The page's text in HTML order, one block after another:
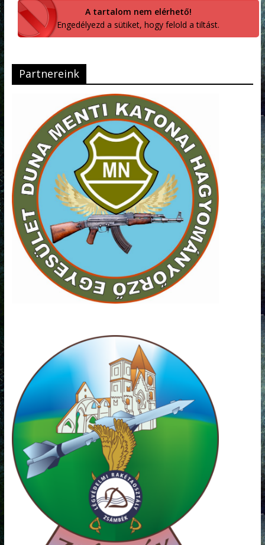
A tartalom nem elérhető!
Engedélyezd a sütiket, hogy felold a tiltást.
Partnereink